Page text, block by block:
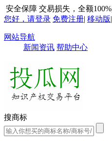
安全保障 交易损失，全额
您好，请登录 免费注册| 移动版|
网站导航
新闻资讯 帮助中心
搜商标